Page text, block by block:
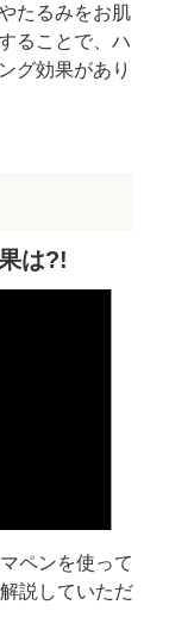
たるみをお肌
ることで、ハ
グ効果があり
は?!
ペンを使って
説していただ